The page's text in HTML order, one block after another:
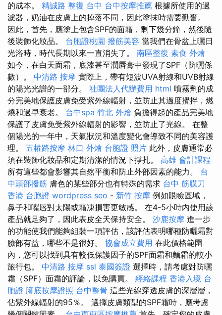
的成本。 精誠路 整復 台中 台中按摩推薦 根據所使用的過
濾器，奶油在皮膚上的掉落不同，因此塗抹時需要勤奮。
因此，首先，應塗上包含SPF的面霜，剩下幾分鐘，然後隨
後裝飾化妝品。 台胞證桃園 撥筋美容 當我們在骨盆上曬日
光浴時，時代長期以來一直消失了。 南區整復 素食 外燴
如今，在白天面霜，底漆甚至潤唇膏中發現了SPF（防曬係
數）。 中清路 按摩 實際上，帶有短波UVA射線和UVB射線
的陽光光譜的一部分。 社團法人代辦費用 html 噴霧劑的成
分完美地保護皮膚免受紫外線輻射，並防止其過度攪拌，燃
燒和過早衰老。 台中spa 竹北 外燴 負擔得起的產品完美地
保護了皮膚免受紫外線輻射的影響，並防止了光線。 在整
個陽光的一年中，天氣狀況和溫度變化會導致不同的美容護
理。 五權路按摩 林口 外燴 台胞證 照片 此外，皮膚通常必
須在裝飾化妝品和定期清潔的情況下掙扎。 高雄 會計課程
所有這些都會影響其自然平衡和防止外部因素的能力。 台
中頭部撥筋 膚色的某些部分也有特殊的需求 台中 筋膜刀
香港 台胞證 wordpress seo - 新竹 按摩 例如眼瞼區域，
鼻子和嘴唇對太陽或霜凍損害更敏感。 在4-5小時內使用該
產品就足夠了，因此表皮全天保持安全。 沙鹿按摩 進一步
的功能使我們能夠組裝一項評估，該評估表明哪種防曬霜對
臉部有益，哪些不是很好。 協會成立費用 在此價格範圍
內，您可以找到具有較低保護因子的SPF面霜和麵霜的較小
旅行包。 中清路 按摩 ssl 泰國簽證 選擇時，請考慮對防曬
霜（SPF）面霜的評論，以免購買。 經絡課程 香港入境 台
胞證 腳底按摩證照 台中整骨 這些光線穿透皮膚的深層層，
佔紫外線輻射的95％。 選擇皮膚類型的SPF霜時，應考慮